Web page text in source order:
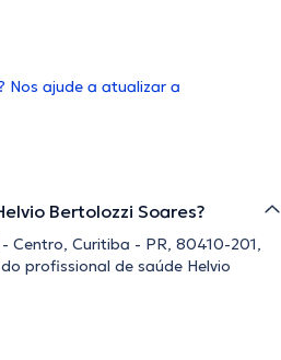
Nos ajude a atualizar a
Bertolozzi Soares?
Centro, Curitiba - PR, 80410-201,
profissional de saúde Helvio